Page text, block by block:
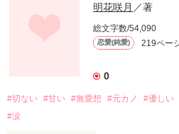
───愛していたはずの人から受けた
甘くて優しい、ヤクザのあなたでし
スパダリ（30歳）　×　　ヒロイ
明花咲月 ／著
総文字数/54,090
恋愛(純愛) 219ペー
0
#切ない #甘い #無愛想 #元カノ #優しい
#涙